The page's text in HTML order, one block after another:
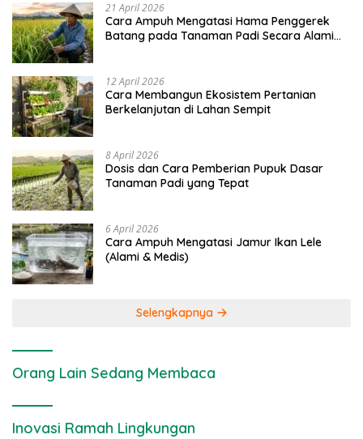
21 April 2026
Cara Ampuh Mengatasi Hama Penggerek
Batang pada Tanaman Padi Secara Alami
12 April 2026
Cara Membangun Ekosistem Pertanian
Berkelanjutan di Lahan Sempit
8 April 2026
Dosis dan Cara Pemberian Pupuk Dasar
Tanaman Padi yang Tepat
6 April 2026
Cara Ampuh Mengatasi Jamur Ikan Lele
(Alami & Medis)
Selengkapnya
Orang Lain Sedang Membaca
Inovasi Ramah Lingkungan